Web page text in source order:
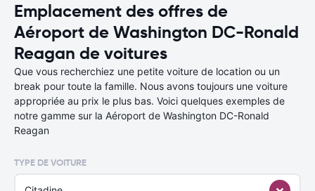
Emplacement des offres de
Aéroport de Washington DC-Ronald
Reagan de voitures
Que vous recherchiez une petite voiture de location ou un
break pour toute la famille. Nous avons toujours une voiture
appropriée au prix le plus bas. Voici quelques exemples de
notre gamme sur la Aéroport de Washington DC-Ronald
Reagan
TYPE DE VOITURE